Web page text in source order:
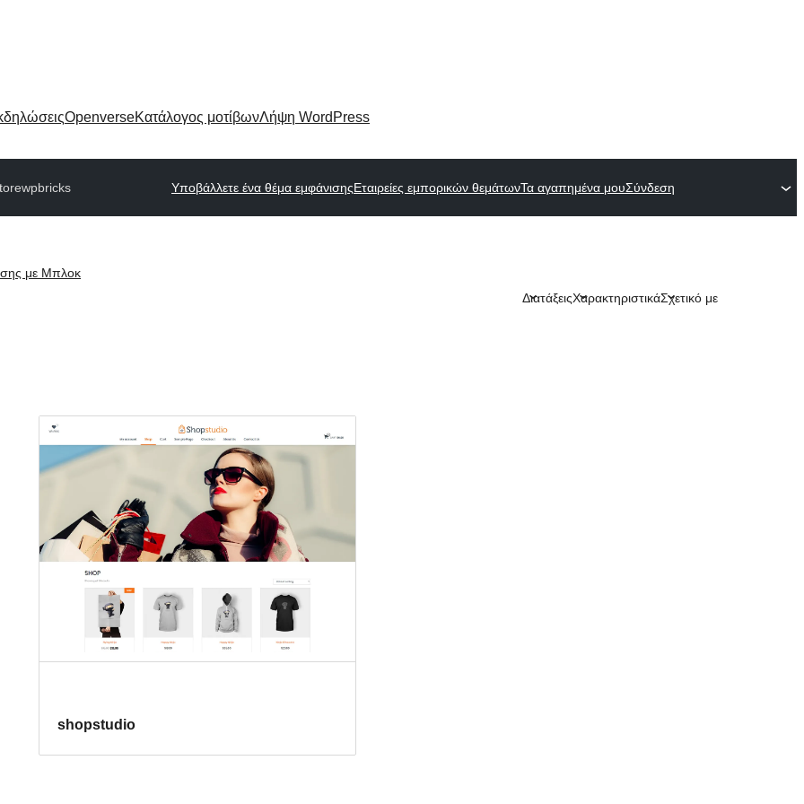
OpenverseΚατάλογος μοτίβωνΛήψη WordPress
wpbricks Υποβάλλετε ένα θέμα εμφάνισηςΕταιρείες εμπορικών θεμάτωνΤα αγαπημένα μουΣύνδεση
με Μπλοκ
ΔιατάξειςΧαρακτηριστικάΣχετικό με
shopstudio